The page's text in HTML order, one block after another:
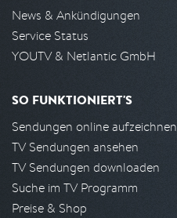
News & Ankündigungen
Service Status
YOUTV & Netlantic GmbH
SO FUNKTIONIERT'S
Sendungen online aufzeichnen
TV Sendungen ansehen
TV Sendungen downloaden
Suche im TV Programm
Preise & Shop